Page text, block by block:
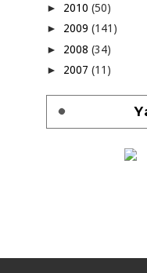
► 2010 (50)
► 2009 (141)
► 2008 (34)
► 2007 (11)